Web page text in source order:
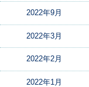
2022年9月
2022年3月
2022年2月
2022年1月